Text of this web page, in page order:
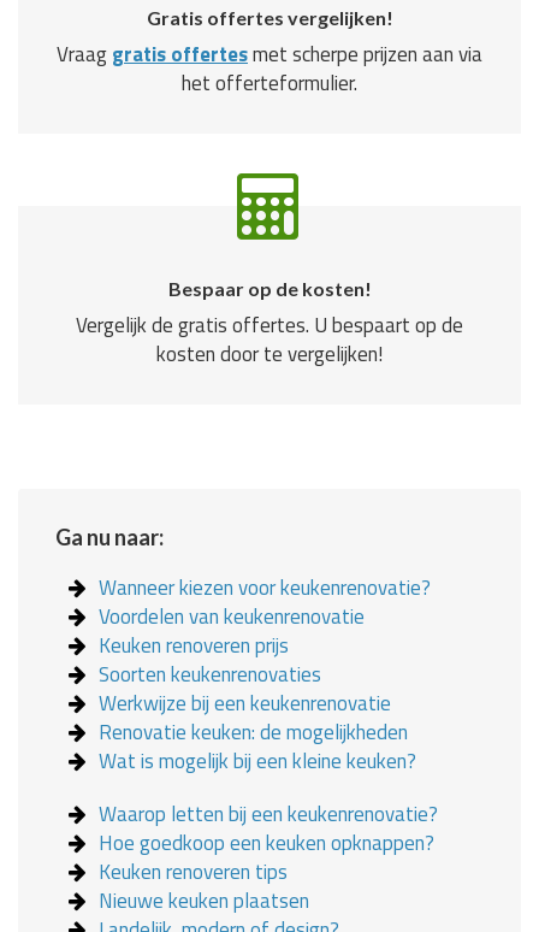
Gratis offertes vergelijken!
Vraaggratis offertesmet scherpe prijzen aan via
het offerteformulier.
Bespaar op de kosten!
Vergelijk de gratis offertes. U bespaart op de
kosten door te vergelijken!
Ga nu naar:
Wanneer kiezen voor keukenrenovatie?
Voordelen van keukenrenovatie
Keuken renoveren prijs
Soorten keukenrenovaties
Werkwijze bij een keukenrenovatie
Renovatie keuken: de mogelijkheden
Wat is mogelijk bij een kleine keuken?
Waarop letten bij een keukenrenovatie?
Hoe goedkoop een keuken opknappen?
Keuken renoveren tips
Nieuwe keuken plaatsen